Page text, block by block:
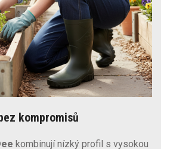
kompromisů
kombinují nízký profil s vysokou